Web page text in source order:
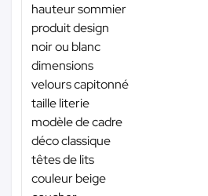
hauteur sommier
produit design
noir ou blanc
dimensions
velours capitonné
taille literie
modèle de cadre
déco classique
têtes de lits
couleur beige